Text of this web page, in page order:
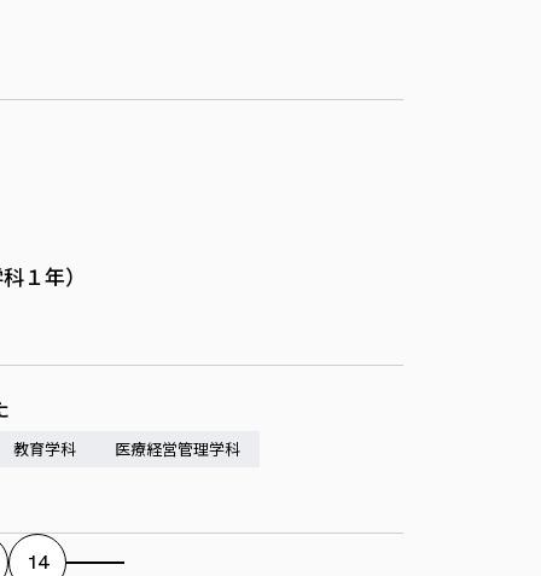
１年）
教育学科 医療経営管理学科
14